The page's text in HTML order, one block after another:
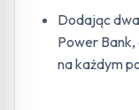
Dodając
Power
na każdym